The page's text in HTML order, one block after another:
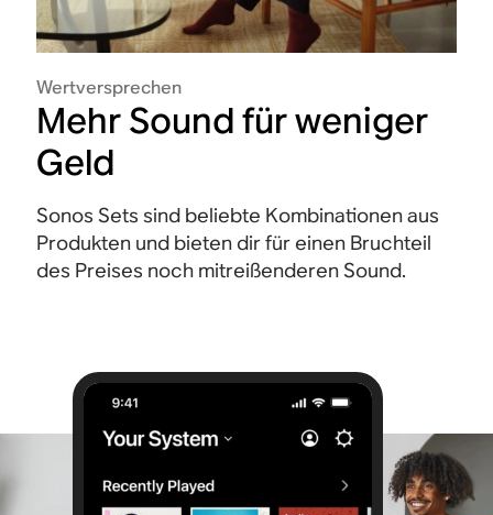
Wertversprechen
Mehr Sound für weniger
Geld
Sonos Sets sind beliebte Kombinationen aus
Produkten und bieten dir für einen Bruchteil
des Preises noch mitreißenderen Sound.